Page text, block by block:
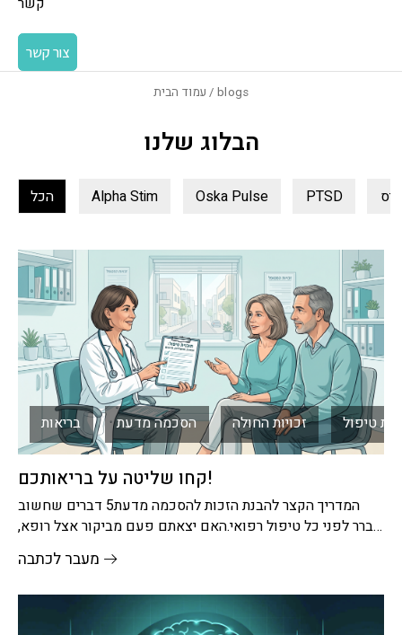
צור קשר
עמוד הבית / blogs
הבלוג שלנו
הכל Alpha Stim Oska Pulse PTSD
בריאות הסכמה מדעת זכויות החולה טיפול
קחו שליטה על בריאותכם!
המדריך הקצר להבנת הזכות להסכמה מדעת5 דברים שחשוב
לברר לפני כל טיפול רפואי.האם יצאתם פעם מביקור אצל רופא,
מרפאה או
מעבר לכתבה